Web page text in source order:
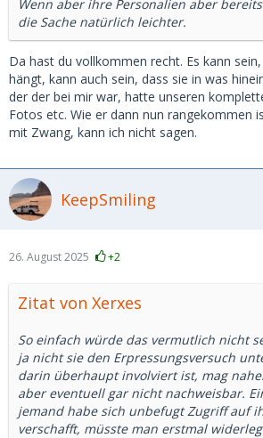
Wenn aber ihre Personalien aber
die Sache natürlich leichter.
Da hast du vollkommen recht. Es kann
hängt, kann auch sein, dass sie in was
der der bei mir war, hatte unseren
Fotos etc. Wie er dann nun rangekommen
mit Zwang, kann ich nicht sagen.
KeepSmiling
26. August 2025 +2
Zitat von Xerxes
So einfach würde das vermutlich nicht
ja nicht sie den Erpressungsversuch
darin überhaupt involviert ist, mag
aber eventuell gar nicht nachweisbar.
jemand habe sich unbefugt Zugriff auf
verschafft, müsste man erstmal